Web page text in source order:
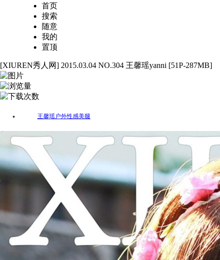
首页
搜索
随意
我的
置顶
[XIUREN秀人网] 2015.03.04 NO.304 王馨瑶yanni [51P-287MB]
王馨瑶户外性感美腿